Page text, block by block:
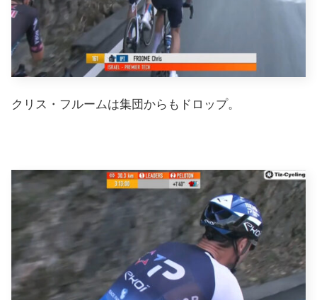
クリス・フルームは集団からもドロップ。